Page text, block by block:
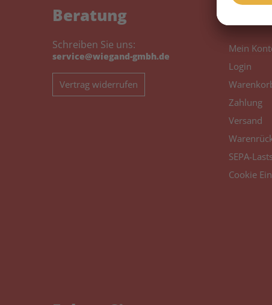
Beratung
Schreiben Sie uns:
service@wiegand-gmbh.de
Vertrag widerrufen
Mein
Login
Zahlung
Versand
SEPA-
Cookie